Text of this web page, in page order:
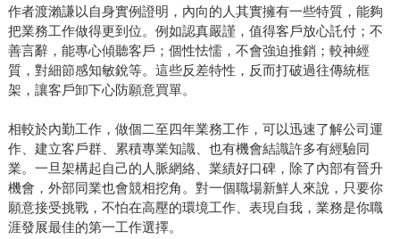
作者渡瀨謙以自身實例證明，內向的人其實擁有一些特質，能夠
把業務工作做得更到位。例如認真嚴謹，值得客戶放心託付；不
善言辭，能專心傾聽客戶；個性怯懦，不會強迫推銷；較神經
質，對細節感知敏銳等。這些反差特性，反而打破過往傳統框
架，讓客戶卸下心防願意買單。
相較於內勤工作，做個二至四年業務工作，可以迅速了解公司運
作、建立客戶群、累積專業知識、也有機會結識許多有經驗同
業。一旦架構起自己的人脈網絡、業績好口碑，除了內部有晉升
機會，外部同業也會競相挖角。對一個職場新鮮人來說，只要你
願意接受挑戰，不怕在高壓的環境工作、表現自我，業務是你職
涯發展最佳的第一工作選擇。